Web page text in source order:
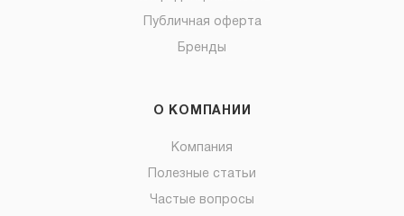
Публичная оферта
Бренды
О КОМПАНИИ
Компания
Полезные статьи
Частые вопросы